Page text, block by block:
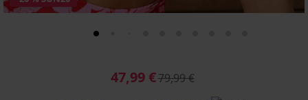
47,99 €79,99 €